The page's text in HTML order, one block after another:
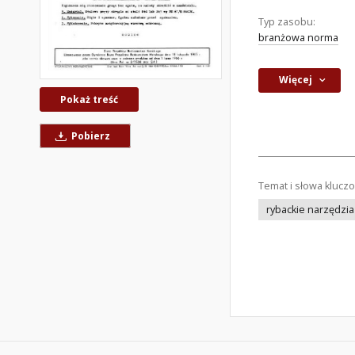
Pokaż treść
Pobierz
Typ zasobu:
branżowa norma
Więcej
Temat i słowa
rybackie